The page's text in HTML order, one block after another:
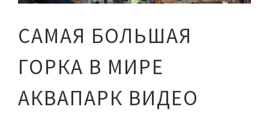
САМАЯ БОЛЬШАЯ
ГОРКА В МИРЕ
АКВАПАРК ВИДЕО